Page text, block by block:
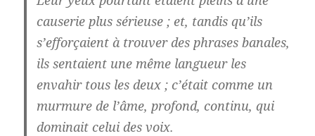
causerie plus sérieuse ; et, tandis qu’ils
s’efforçaient à trouver des phrases banales,
ils sentaient une même langueur les
envahir tous les deux ; c’était comme un
murmure de l’âme, profond, continu, qui
dominait celui des voix.